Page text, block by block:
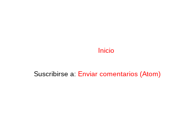
Inicio
Suscribirse a: Enviar comentarios (Atom)